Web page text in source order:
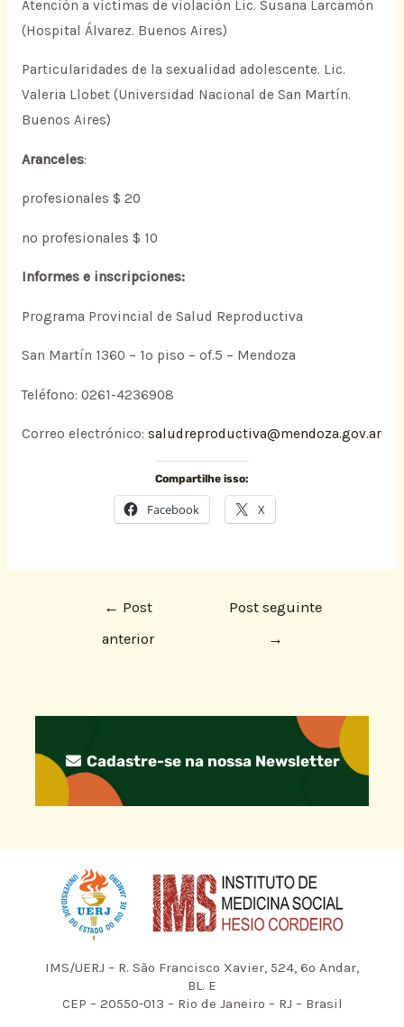
Atención a víctimas de violación Lic. Susana Larcamón
(Hospital Álvarez. Buenos Aires)
Particularidades de la sexualidad adolescente. Lic.
Valeria Llobet (Universidad Nacional de San Martín.
Buenos Aires)
Aranceles:
profesionales $ 20
no profesionales $ 10
Informes e inscripciones:
Programa Provincial de Salud Reproductiva
San Martín 1360 – 1º piso – of.5 – Mendoza
Teléfono: 0261-4236908
Correo electrónico: saludreproductiva@mendoza.gov.ar
Compartilhe isso:
Facebook X
← Post
anterior
Post seguinte
→
Cadastre-se na nossa Newsletter
IMS/UERJ – R. São Francisco Xavier, 524, 6º Andar,
BL. E
CEP – 20550-013 – Rio de Janeiro – RJ – Brasil